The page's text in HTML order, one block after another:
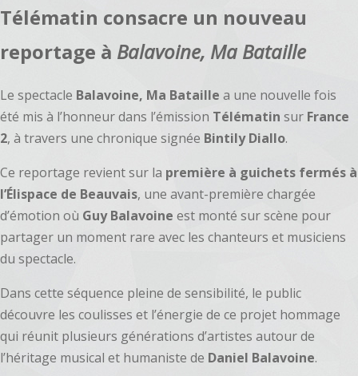
Télématin consacre un nouveau
reportage à Balavoine, Ma Bataille
Le spectacle Balavoine, Ma Bataille a une nouvelle fois
été mis à l’honneur dans l’émission Télématin sur France
2, à travers une chronique signée Bintily Diallo.
Ce reportage revient sur la première à guichets fermés à
l’Élispace de Beauvais, une avant-première chargée
d’émotion où Guy Balavoine est monté sur scène pour
partager un moment rare avec les chanteurs et musiciens
du spectacle.
Dans cette séquence pleine de sensibilité, le public
découvre les coulisses et l’énergie de ce projet hommage
qui réunit plusieurs générations d’artistes autour de
l’héritage musical et humaniste de Daniel Balavoine.